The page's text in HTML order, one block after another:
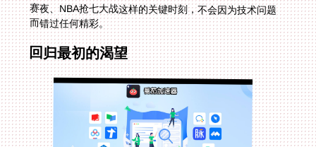
而错过任何精彩。
回归最初的渴望